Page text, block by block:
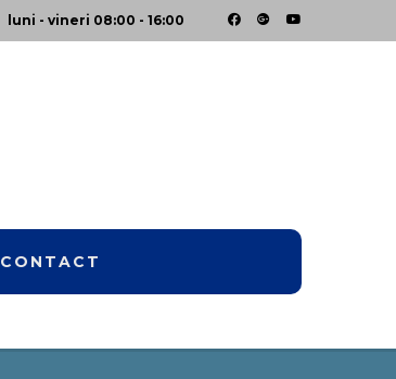
luni - vineri 08:00 - 16:00
CONTACT